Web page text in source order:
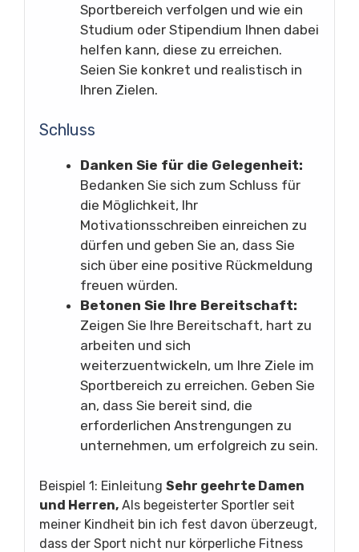
Sportbereich verfolgen und wie ein
Studium oder Stipendium Ihnen dabei
helfen kann, diese zu erreichen.
Seien Sie konkret und realistisch in
Ihren Zielen.
Schluss
Danken Sie für die Gelegenheit:
Bedanken Sie sich zum Schluss für
die Möglichkeit, Ihr
Motivationsschreiben einreichen zu
dürfen und geben Sie an, dass Sie
sich über eine positive Rückmeldung
freuen würden.
Betonen Sie Ihre Bereitschaft:
Zeigen Sie Ihre Bereitschaft, hart zu
arbeiten und sich
weiterzuentwickeln, um Ihre Ziele im
Sportbereich zu erreichen. Geben Sie
an, dass Sie bereit sind, die
erforderlichen Anstrengungen zu
unternehmen, um erfolgreich zu sein.
Beispiel 1: Einleitung Sehr geehrte Damen
und Herren, Als begeisterter Sportler seit
meiner Kindheit bin ich fest davon überzeugt,
dass der Sport nicht nur körperliche Fitness